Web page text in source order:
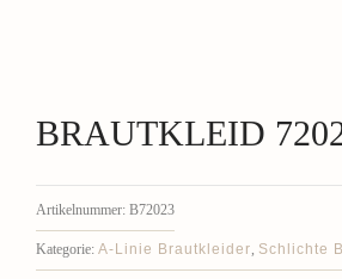
BRAUTKLEID
Artikelnummer: B72023
Kategorie: A-Linie Brautkleider, Schlichte